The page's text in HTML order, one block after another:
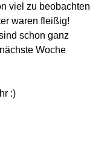
viel zu beobachten
waren fleißig!
schon ganz
Woche
:)